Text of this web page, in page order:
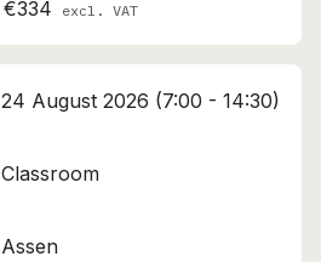
€334 excl. VAT
24 August 2026 (7:00 - 14:30)
Classroom
Assen